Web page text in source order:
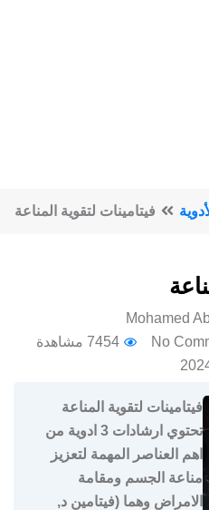
فيتامينات لتقوية المناعة
No
7454 مشاهدة
فيتامينات لتقوية المناعة
تحتوي ارشادات 3 ادوية من
اهم العناصر المهمة لتعزيز
مناعة الجسم ومقامة
الامراض وهما (فيتامين د,